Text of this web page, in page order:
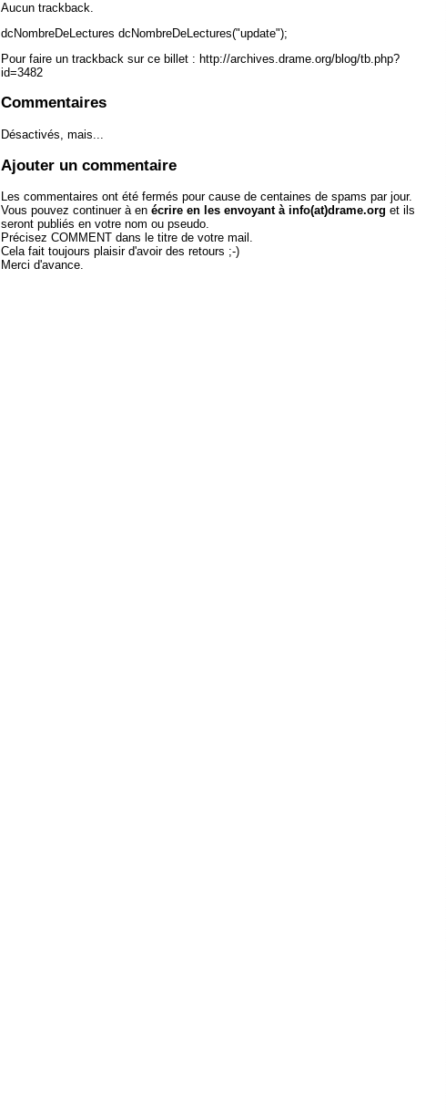
Aucun trackback.
dcNombreDeLectures dcNombreDeLectures("update");
Pour faire un trackback sur ce billet : http://archives.drame.org/blog/tb.php?
id=3482
Commentaires
Désactivés, mais...
Ajouter un commentaire
Les commentaires ont été fermés pour cause de centaines de spams par jour.
Vous pouvez continuer à en écrire en les envoyant à info(at)drame.org et ils
seront publiés en votre nom ou pseudo.
Précisez COMMENT dans le titre de votre mail.
Cela fait toujours plaisir d'avoir des retours ;-)
Merci d'avance.